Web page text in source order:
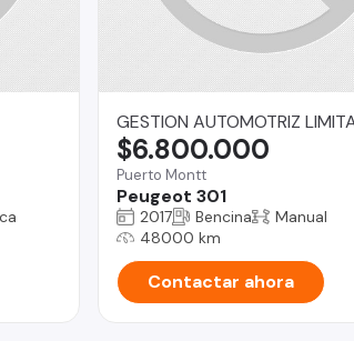
GESTION AUTOMOTRIZ
Puerto Montt
Peugeot 301
$6.800.000
2017 Bencina
Manual
48000 km
Contactar ahora